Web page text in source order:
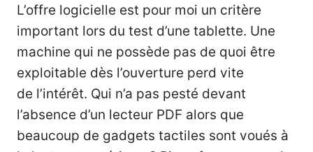
L’offre logicielle est pour moi un critère
important lors du test d’une tablette. Une
machine qui ne possède pas de quoi être
exploitable dès l’ouverture perd vite
de l’intérêt. Qui n’a pas pesté devant
l’absence d’un lecteur PDF alors que
beaucoup de gadgets tactiles sont voués à